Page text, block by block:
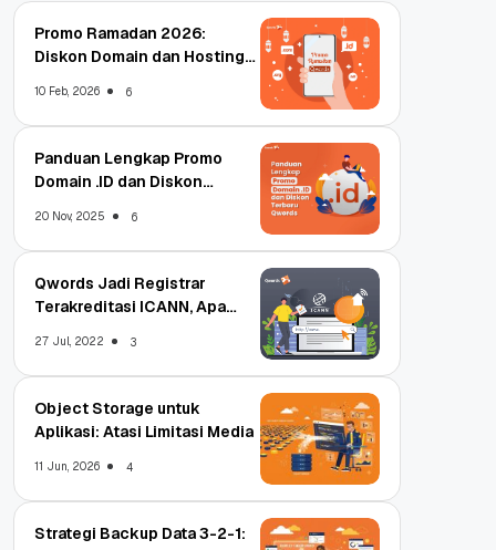
Promo Ramadan 2026:
Diskon Domain dan Hosting
10 Feb, 2026 6
Panduan Lengkap Promo
Domain .ID dan Diskon
20 Nov, 2025 6
Qwords Jadi Registrar
Terakreditasi ICANN, Apa
27 Jul, 2022 3
Object Storage untuk
Aplikasi: Atasi Limitasi Media
11 Jun, 2026 4
Strategi Backup Data 3-2-1: